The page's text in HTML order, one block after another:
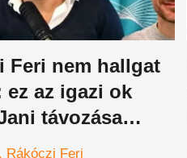
Feri nem hallgat
ez az igazi ok
távozása
Rákóczi Feri